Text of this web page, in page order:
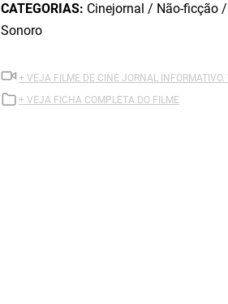
CATEGORIAS: Cinejornal / Não-ficção
Sonoro
+ VEJA FILME DE CINE JORNAL INFORMATIVO.
+ VEJA FICHA COMPLETA DO FILME